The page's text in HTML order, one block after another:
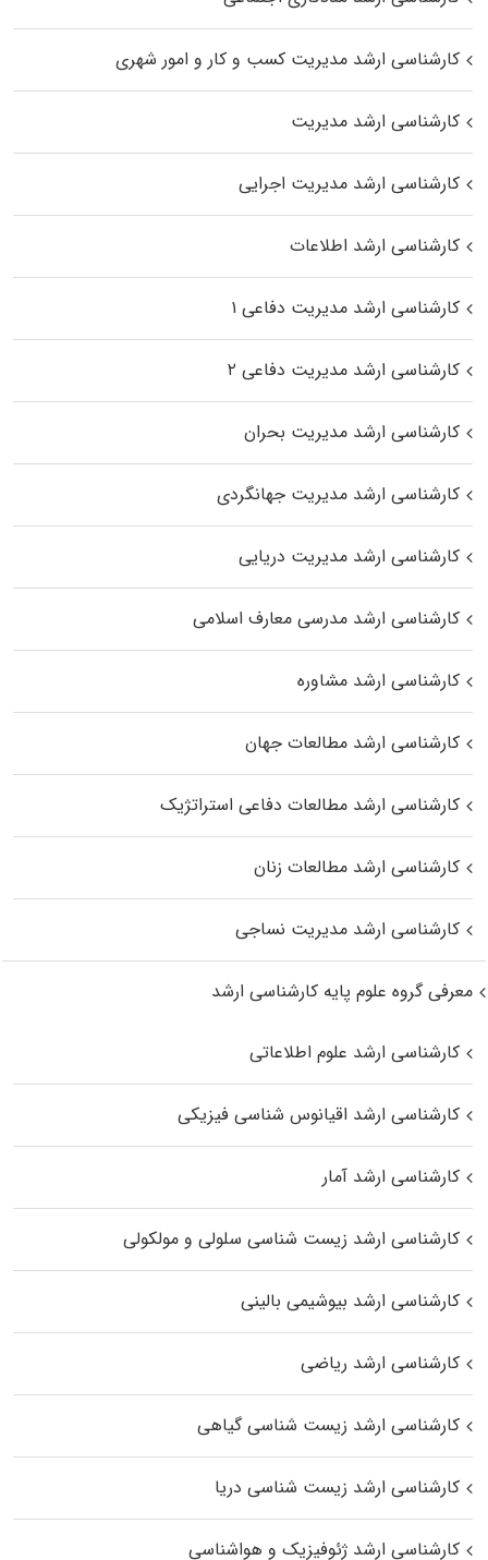
کارشناسی ارشد مدیریت کسب و کار و امور شهری
کارشناسی ارشد مدیریت
کارشناسی ارشد مدیریت اجرایی
کارشناسی ارشد اطلاعات
کارشناسی ارشد مدیریت دفاعی ۱
کارشناسی ارشد مدیریت دفاعی ۲
کارشناسی ارشد مدیریت بحران
کارشناسی ارشد مدیریت جهانگردی
کارشناسی ارشد مدیریت دریایی
کارشناسی ارشد مدرسی معارف اسلامی
کارشناسی ارشد مشاوره
کارشناسی ارشد مطالعات جهان
کارشناسی ارشد مطالعات دفاعی استراتژیک
کارشناسی ارشد مطالعات زنان
کارشناسی ارشد مدیریت نساجی
معرفی گروه علوم پایه کارشناسی ارشد
کارشناسی ارشد علوم اطلاعاتی
کارشناسی ارشد اقیانوس‌ شناسی فیزیکی
کارشناسی ارشد آمار
کارشناسی ارشد زیست شناسی سلولی و مولکولی
کارشناسی ارشد بیوشیمی بالینی
کارشناسی ارشد ریاضی
کارشناسی ارشد زیست‌ شناسی گیاهی
کارشناسی ارشد زیست‌ شناسی دریا
کارشناسی ارشد ژئوفیزیک و هواشناسی